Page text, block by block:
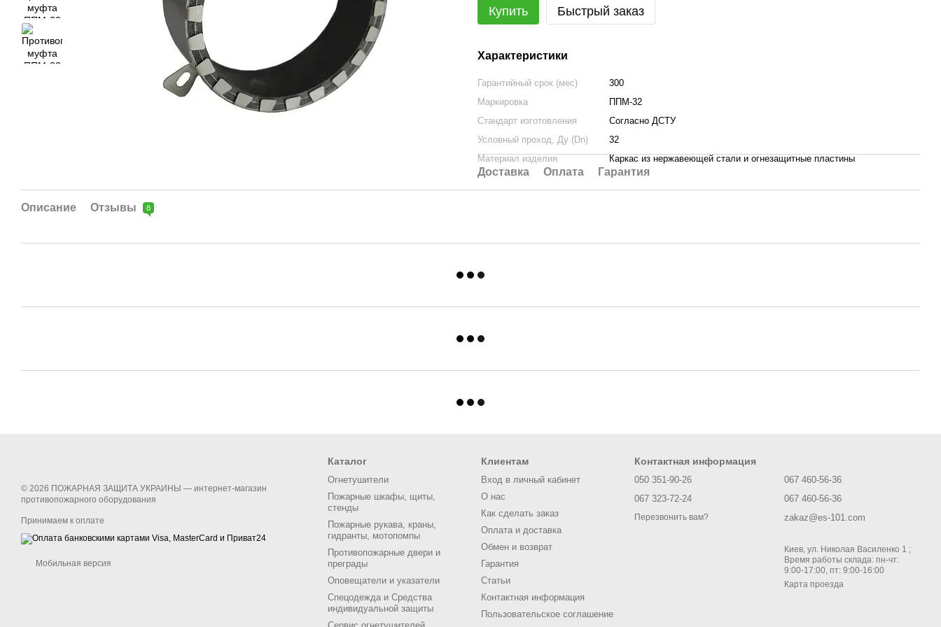
Купить Быстрый заказ
Характеристики
Гарантийный срок (мес)
300
Маркировка
ППМ-32
Стандарт изготовления
Согласно ДСТУ
Условный проход, Ду (Dn)
32
Материал изделия
Каркас из нержавеющей стали и огнезащитные пластины
Доставка Оплата Гарантия
Описание Отзывы 8
© 2026 ПОЖАРНАЯ ЗАЩИТА УКРАИНЫ — интернет-магазин
противопожарного оборудования
Принимаем к оплате
Мобильная версия
Каталог
Огнетушители
Пожарные шкафы, щиты,
стенды
Пожарные рукава, краны,
гидранты, мотопомпы
Противопожарные двери и
преграды
Оповещатели и указатели
Спецодежда и Средства
индивидуальной защиты
Клиентам
Вход в личный кабинет
О нас
Как сделать заказ
Оплата и доставка
Обмен и возврат
Гарантия
Статьи
Контактная информация
Пользовательское соглашение
Контактная информация
050 351-90-26
067 323-72-24
Перезвонить вам?
067 460-56-36
067 460-56-36
zakaz@es-101.com
Киев, ул. Николая Василенко 1 ;
Время работы склада: пн-чт:
9:00-17:00, пт: 9:00-16:00
Карта проезда